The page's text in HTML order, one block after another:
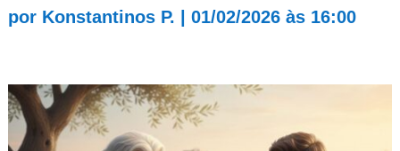
por Konstantinos P. 01/02/2026 às 16:00